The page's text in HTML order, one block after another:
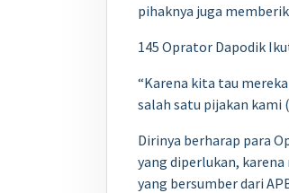
pihaknya juga
145 Oprator Dapodik
“Karena kita tau
salah satu pijakan kami
Dirinya berharap para
yang diperlukan,
yang bersumber dari